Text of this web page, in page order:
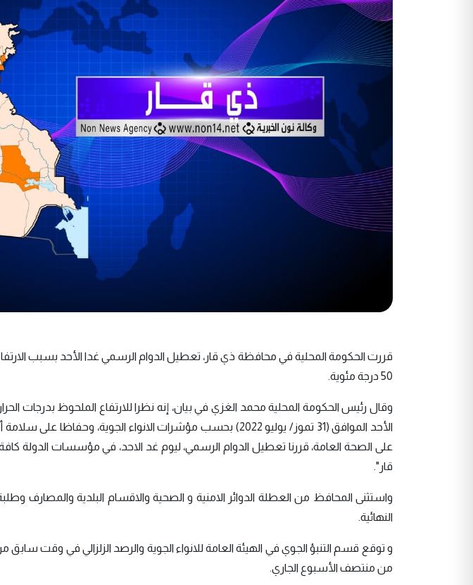
قررت الحكومة المحلية في محافظة ذي قار، تعطيل الدوام الرسمي غدا الأحد بسبب
50 درجة مئوية.
الأحد الموافق (31 تموز/ يوليو 2022) بحسب مؤشرات الانواء الجوية،
على الصحة العامة، قررنا تعطيل الدوام الرسمي، ليوم غد الاحد، في مؤسسات الدولة
قار".
واستثنى المحافظ من العطلة الدوائر الامنية و الصحية والاقسام البلدية والمصارف
النهائية.
و توقع قسم التنبؤ الجوي في الهيئة العامة للانواء الجوية والرصد الزلزالي في وقت سابق من
من منتصف الأسبوع الجاري.